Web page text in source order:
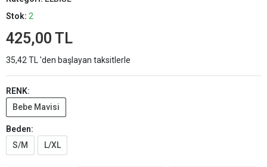
Stok: 2
425,00 TL
35,42 TL 'den başlayan taksitlerle
RENK:
Bebe Mavisi
Beden:
S/M
L/XL